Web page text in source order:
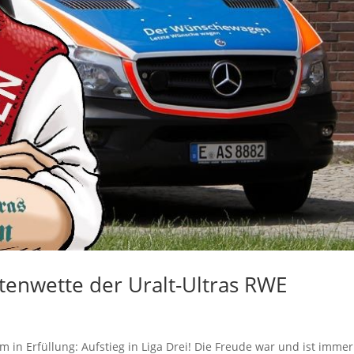
der Uralt-Ultras RWE
in Erfüllung: Aufstieg in Liga Drei! Die Freude war und ist immer